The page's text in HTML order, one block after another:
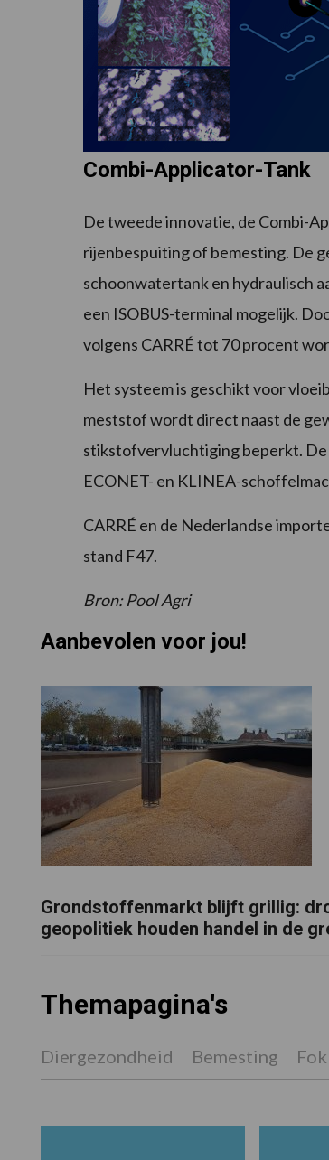
Combi-Applicator-Tank
De tweede innovatie, de Combi-
rijenbespuiting of bemesting. De
schoonwatertank en hydraulisch
een ISOBUS-terminal mogelijk.
volgens CARRÉ tot 70 procent
Het systeem is geschikt voor
meststof wordt direct naast de
stikstofvervluchtiging beperkt. De
ECONET- en KLINEA-
CARRÉ en de Nederlandse
stand F47.
Bron: Pool Agri
Aanbevolen voor jou!
Grondstoffenmarkt blijft grillig:
geopolitiek houden handel in de
Themapagina's
Diergezondheid Bemesting